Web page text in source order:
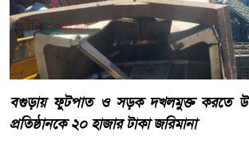
বগুড়ায় ফুটপাত ও সড়ক দখলমুক্ত করতে
প্রতিষ্ঠানকে ২০ হাজার টাকা জরিমানা